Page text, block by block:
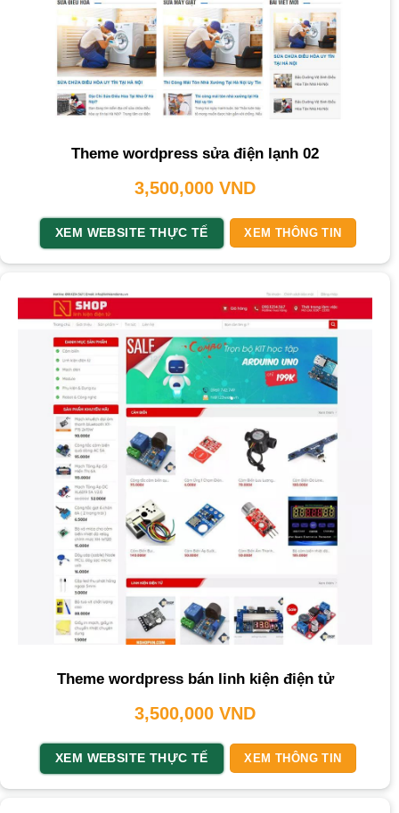
Theme wordpress sửa điện lạnh 02
3,500,000 VND
XEM WEBSITE THỰC TẾ XEM THÔNG TIN
Theme wordpress bán linh kiện điện tử
3,500,000 VND
XEM WEBSITE THỰC TẾ XEM THÔNG TIN